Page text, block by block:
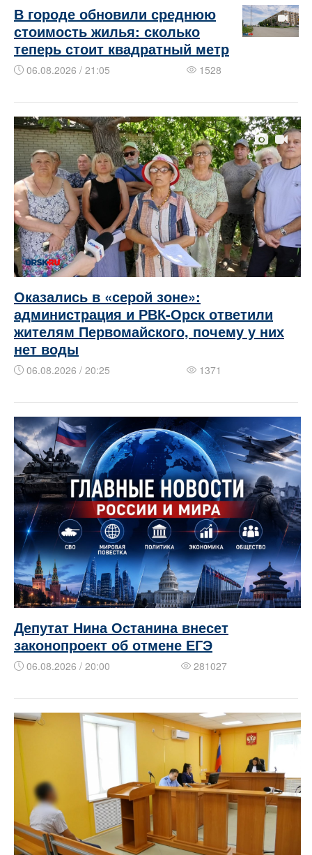
В городе обновили среднюю
стоимость жилья: сколько
теперь стоит квадратный метр
06.08.2026 / 21:05 1528
Оказались в «серой зоне»:
администрация и РВК-Орск ответили
жителям Первомайского, почему у них
нет воды
06.08.2026 / 20:25 1371
Депутат Нина Останина внесет
законопроект об отмене ЕГЭ
06.08.2026 / 20:00 281027